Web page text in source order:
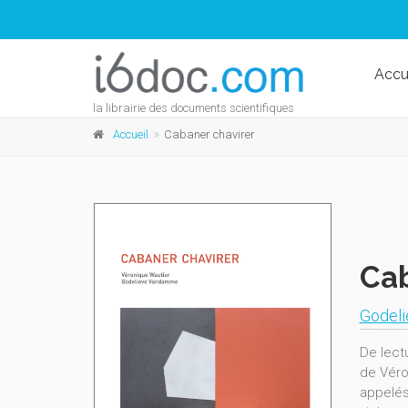
la librairie des documents scientifiques
Accueil Cabaner chavirer
De
de